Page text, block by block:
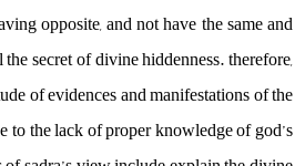
opposite, and not have the same and
secret of divine hiddenness. therefore,
of evidences and manifestations of the
to the lack of proper knowledge of god’s